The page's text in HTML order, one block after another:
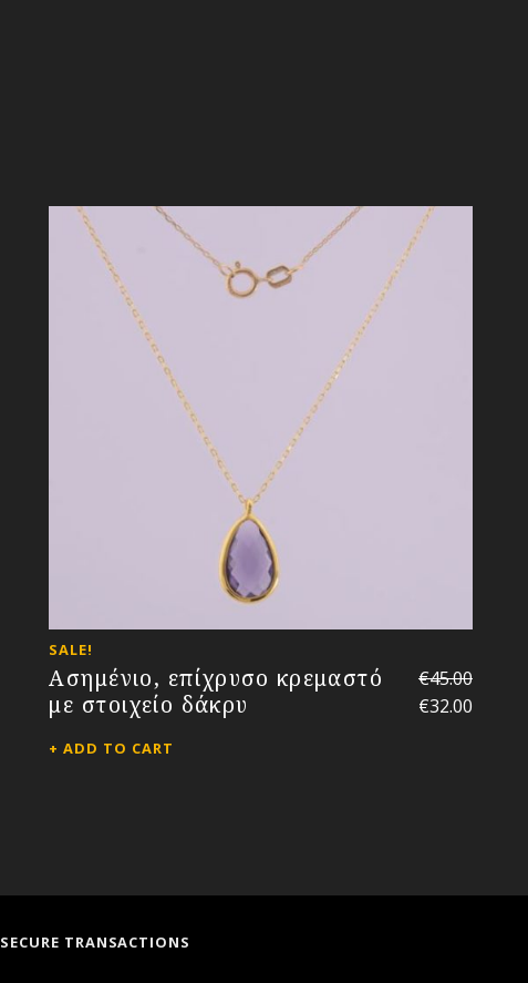
Ασημένιο, επίχρυσο κρεμαστό
με στοιχείο δάκρυ
SALE!
€45.00
€32.00
ADD TO CART
SECURE TRANSACTIONS